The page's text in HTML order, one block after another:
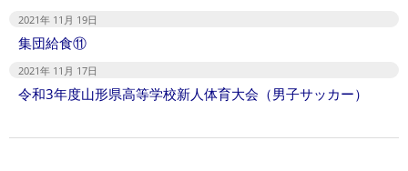
2021年 11月 19日
集団給食⑪
2021年 11月 17日
令和3年度山形県高等学校新人体育大会（男子サッカー）